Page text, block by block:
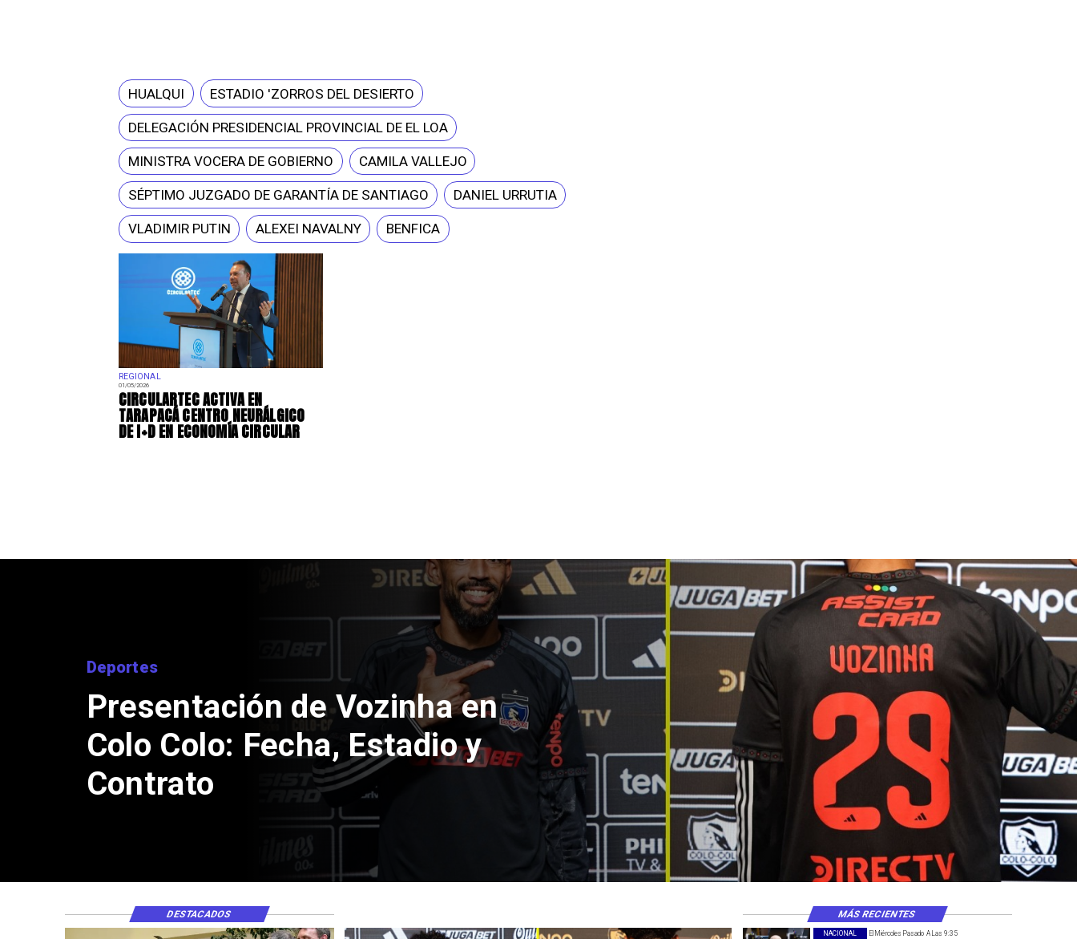
REGIONAL
01/05/2026
​CIRCULARTEC ACTIVA EN
TARAPACÁ CENTRO NEURÁLGICO
DE I+D EN ECONOMÍA CIRCULAR
HUALQUI ESTADIO 'ZORROS DEL DESIERTO
DELEGACIÓN PRESIDENCIAL PROVINCIAL DE EL LOA
MINISTRA VOCERA DE GOBIERNO CAMILA VALLEJO
SÉPTIMO JUZGADO DE GARANTÍA DE SANTIAGO DANIEL URRUTIA
VLADIMIR PUTIN ALEXEI NAVALNY BENFICA
Deportes
Presentación de Vozinha en
Colo Colo: Fecha, Estadio y
Contrato
El Miércoles Pasado A Las 9:35
NACIONAL
DESTACADOS MÁS RECIENTES